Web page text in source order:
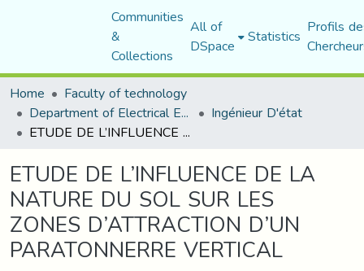
Communities
&
Collections
All of
DSpace Statistics Profils
Home
Faculty of technology
Department of Electrical Engineering Ingénieur D'état
ETUDE DE L’INFLUENCE DE LA NATURE DU SOL SUR LES ZONES D’ATTRACTION D’UN PARATONNERRE VERTICAL
ETUDE DE L’INFLUENCE DE LA
NATURE DU SOL SUR LES
ZONES D’ATTRACTION D’UN
PARATONNERRE VERTICAL